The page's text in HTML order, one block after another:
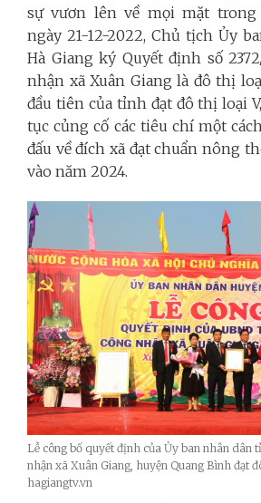
sự vươn lên về mọi mặt trong
ngày 21-12-2022, Chủ tịch Ủy
Hà Giang ký Quyết định số
nhận xã Xuân Giang là đô thị
đầu tiên của tỉnh đạt đô thị loại
tục củng cố các tiêu chí một
đấu về đích xã đạt chuẩn nông
vào năm 2024.
Lễ công bố quyết định của Ủy ban nhân dân
nhận xã Xuân Giang, huyện Quang Bình đạt
hagiangtv.vn